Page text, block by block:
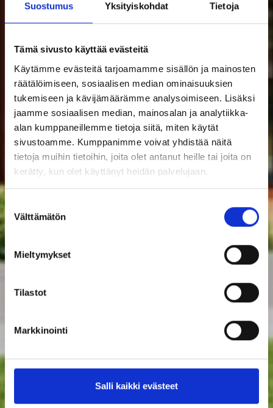
Suostumus Yksityiskohdat Tietoja
Tämä sivusto käyttää evästeitä
Käytämme evästeitä tarjoamamme sisällön ja mainosten
räätälöimiseen, sosiaalisen median ominaisuuksien
tukemiseen ja kävijämäärämme analysoimiseen. Lisäksi
jaamme sosiaalisen median, mainosalan ja analytiikka-
alan kumppaneillemme tietoja siitä, miten käytät
sivustoamme. Kumppanimme voivat yhdistää näitä
tietoja muihin tietoihin, joita olet antanut heille tai joita on
kerätty, kun olet käyttänyt heidän palvelujaan.
Suostumuksen
valinta
Välttämätön
Mieltymykset
Tilastot
Markkinointi
Salli kaikki evästeet